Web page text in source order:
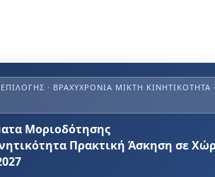
2014 – 2020
2014 – 2020
2021- 2027
2021 – 2027
ΕΠΙΛΟΓΉΣ · ΒΡΑΧΥΧΡΌΝΙΑ ΜΙΚΤΉ ΚΙΝΗΤΙΚΌΤΗΤΑ
Μοριοδότησης
Πρακτική Άσκηση σε